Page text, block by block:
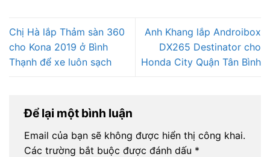
Chị Hà lắp Thảm sàn 360
cho Kona 2019 ở Bình
Thạnh để xe luôn sạch
Anh Khang lắp Androibox
DX265 Destinator cho
Honda City Quận Tân Bình
Để lại một bình luận
Email của bạn sẽ không được hiển thị công khai.
Các trường bắt buộc được đánh dấu *